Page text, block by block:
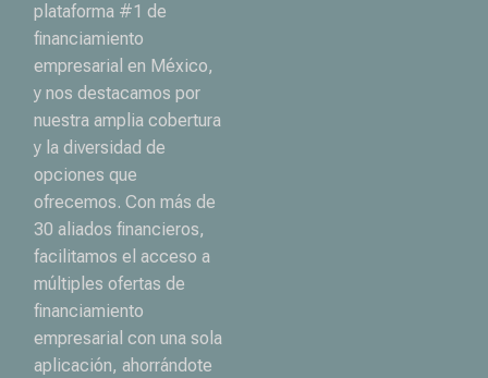
plataforma #1 de
financiamiento
empresarial en México,
y nos destacamos por
nuestra amplia cobertura
y la diversidad de
opciones que
ofrecemos. Con más de
30 aliados financieros,
facilitamos el acceso a
múltiples ofertas de
financiamiento
empresarial con una sola
aplicación, ahorrándote